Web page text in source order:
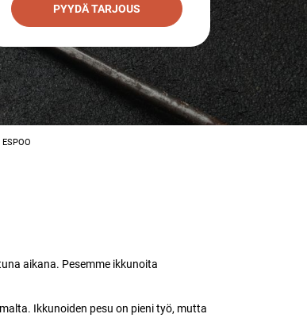
PYYDÄ TARJOUS
aikana. Pesemme ikkunoita
Ikkunoiden pesu on pieni työ, mutta